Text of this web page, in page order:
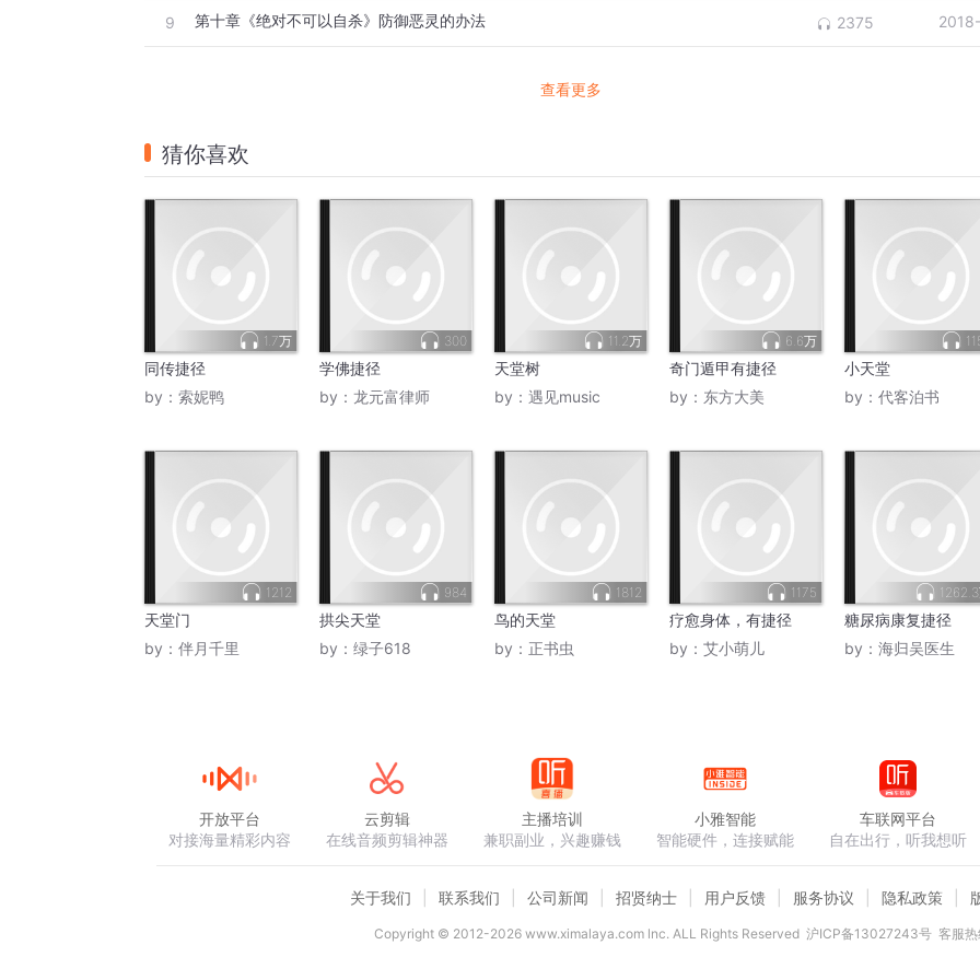
9 第十章《绝对不可以自杀》防御恶灵的办法 2375
查看更多
猜你喜欢
1.7万
同传捷径
by： 索妮鸭
300
学佛捷径
by： 龙元富律师
11.2万
天堂树
by： 遇见music
6.6万
奇门遁甲有捷径
by： 东方大美
小天堂
by： 代客泊书
1212
天堂门
by： 伴月千里
984
拱尖天堂
by： 绿子618
1812
鸟的天堂
by： 正书虫
1175
疗愈身体，有捷径
by： 艾小萌儿
糖尿病康复捷径
by： 海归吴医生
开放平台
对接海量精彩内容
云剪辑
在线音频剪辑神器
主播培训
兼职副业，兴趣赚钱
小雅智能
智能硬件，连接赋能
车联网平台
自在出行，听我想听
关于我们 联系我们 公司新闻 招贤纳士 用户反馈 服务协议 隐私政策
Copyright © 2012-2026www.ximalaya.com lnc. ALL Rights Reserved 沪ICP备13027243号 客服